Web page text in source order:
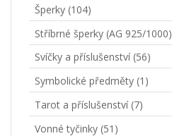
Šperky (104)
Stříbrné šperky (AG 925/1000)
Svíčky a příslušenství (56)
Symbolické předměty (1)
Tarot a příslušenství (7)
Vonné tyčinky (51)